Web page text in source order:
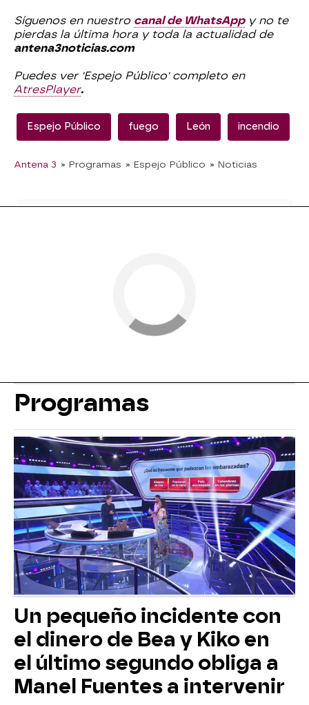
Síguenos en nuestro canal de WhatsAppy no te
pierdas la última hora y toda la actualidad de
antena3noticias.com
Puedes ver 'Espejo Público' completo en
AtresPlayer.
Espejo Público fuego León incendio
Antena 3 » Programas » Espejo Público » Noticias
Programas
Un pequeño incidente con
el dinero de Bea y Kiko en
el último segundo obliga a
Manel Fuentes a intervenir